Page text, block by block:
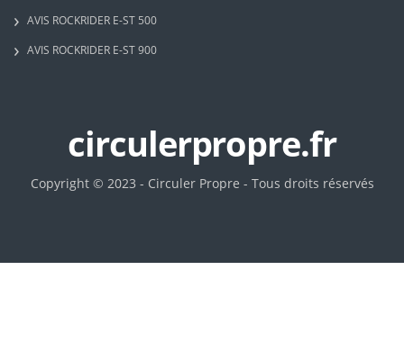
AVIS ROCKRIDER E-ST 500
AVIS ROCKRIDER E-ST 900
circulerpropre.fr
Copyright © 2023 - Circuler Propre - Tous droits réservés